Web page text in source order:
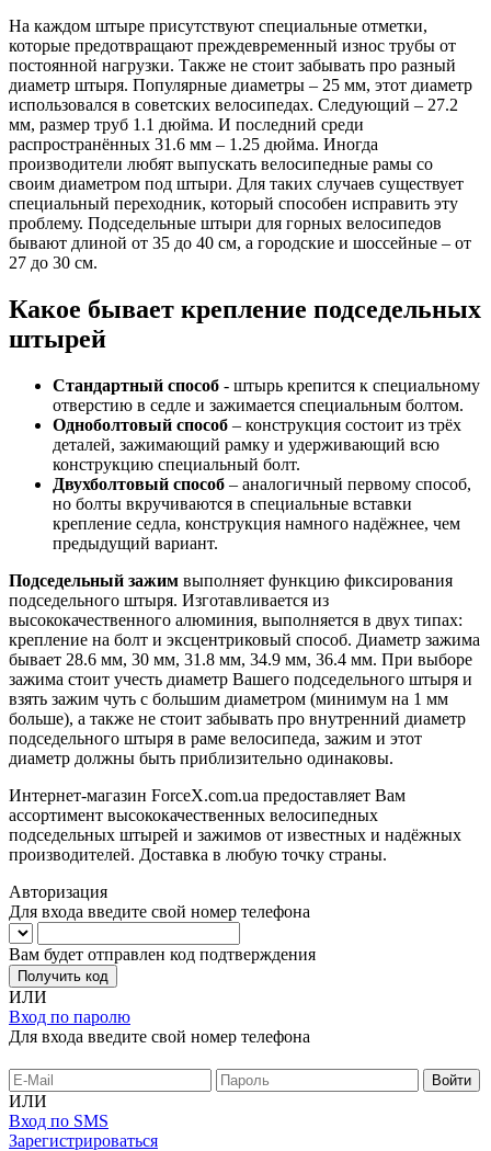
На каждом штыре присутствуют специальные отметки,
которые предотвращают преждевременный износ трубы от
постоянной нагрузки. Также не стоит забывать про разный
диаметр штыря. Популярные диаметры – 25 мм, этот диаметр
использовался в советских велосипедах. Следующий – 27.2
мм, размер труб 1.1 дюйма. И последний среди
распространённых 31.6 мм – 1.25 дюйма. Иногда
производители любят выпускать велосипедные рамы со
своим диаметром под штыри. Для таких случаев существует
специальный переходник, который способен исправить эту
проблему. Подседельные штыри для горных велосипедов
бывают длиной от 35 до 40 см, а городские и шоссейные – от
27 до 30 см.
Какое бывает крепление подседельных
штырей
Стандартный способ - штырь крепится к специальному
отверстию в седле и зажимается специальным болтом.
Одноболтовый способ – конструкция состоит из трёх
деталей, зажимающий рамку и удерживающий всю
конструкцию специальный болт.
Двухболтовый способ – аналогичный первому способ,
но болты вкручиваются в специальные вставки
крепление седла, конструкция намного надёжнее, чем
предыдущий вариант.
Подседельный зажим выполняет функцию фиксирования
подседельного штыря. Изготавливается из
высококачественного алюминия, выполняется в двух типах:
крепление на болт и эксцентриковый способ. Диаметр зажима
бывает 28.6 мм, 30 мм, 31.8 мм, 34.9 мм, 36.4 мм. При выборе
зажима стоит учесть диаметр Вашего подседельного штыря и
взять зажим чуть с большим диаметром (минимум на 1 мм
больше), а также не стоит забывать про внутренний диаметр
подседельного штыря в раме велосипеда, зажим и этот
диаметр должны быть приблизительно одинаковы.
Интернет-магазин ForceX.com.ua предоставляет Вам
ассортимент высококачественных велосипедных
подседельных штырей и зажимов от известных и надёжных
производителей. Доставка в любую точку страны.
Авторизация
Для входа введите свой номер телефона
Вам будет отправлен код подтверждения
Получить код
ИЛИ
Вход по паролю
Для входа введите свой номер телефона
ИЛИ
Вход по SMS
Зарегистрироваться